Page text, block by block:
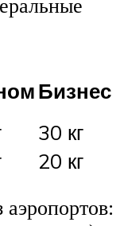
Бизнес
30 кг
20 кг